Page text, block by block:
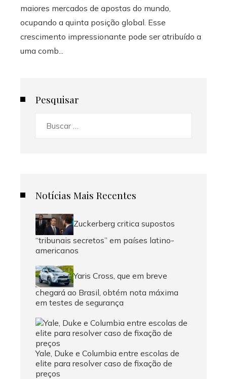
maiores mercados de apostas do mundo,
ocupando a quinta posição global. Esse
crescimento impressionante pode ser atribuído a
uma comb...
Pesquisar
Notícias Mais Recentes
Zuckerberg critica supostos
“tribunais secretos” em países latino-
americanos
Yaris Cross, que em breve
chegará ao Brasil, obtém nota máxima
em testes de segurança
Yale, Duke e Columbia entre escolas de
elite para resolver caso de fixação de
preços